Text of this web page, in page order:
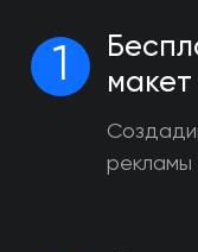
1
макет
рекламы